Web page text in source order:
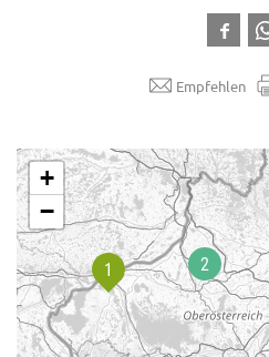
Empfehlen
.
+
−